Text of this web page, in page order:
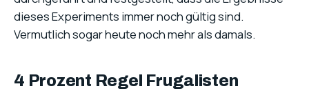
dieses Experiments immer noch gültig sind.
Vermutlich sogar heute noch mehr als damals.
4 Prozent Regel Frugalisten